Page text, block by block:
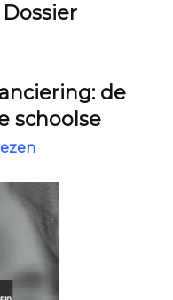
Dossier
de
schoolse